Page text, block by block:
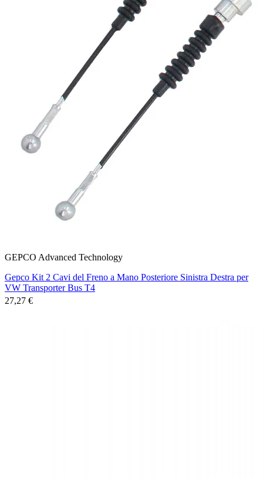
GEPCO Advanced Technology
Gepco Kit 2 Cavi del Freno a Mano Posteriore Sinistra Destra per
VW Transporter Bus T4
27,27 €